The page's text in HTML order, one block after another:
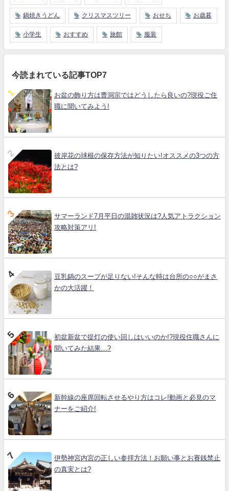
鍋焼きうどん クリスマスツリー おせち お歳暮
小学生 おすすめ 旅館 服装
今読まれている記事TOP7
お盆の飾り方は曹洞宗ではどうしたら良いの?現役ご住
職に聞いてみよう!
彼岸花の球根の保存方法が知りたい!オススメの3つの方
法とは?
サマーランド7月平日の混雑状況は?人気アトラクション
攻略対策アリ!
豆乳鍋のスープが足りない!そんな時は台所の○○がまさ
かの大活躍！
初盆新盆で提灯の使い回しはいいのか!?現役住職さんに
聞いてみた結果…?
新幹線の座席回転させるやり方はコレ!動画と必見のマ
ナーをご紹介!
伊勢神宮内宮の正しい参拝方法！お願い事とお賽銭禁止
の真実とは?